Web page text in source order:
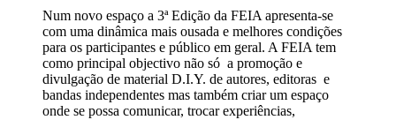
Num novo espaço a 3ª Edição da FEIA apresenta-se
com uma dinâmica mais ousada e melhores condições
para os participantes e público em geral. A FEIA tem
como principal objectivo não só a promoção e
divulgação de material D.I.Y. de autores, editoras e
bandas independentes mas também criar um espaço
onde se possa comunicar, trocar experiências,